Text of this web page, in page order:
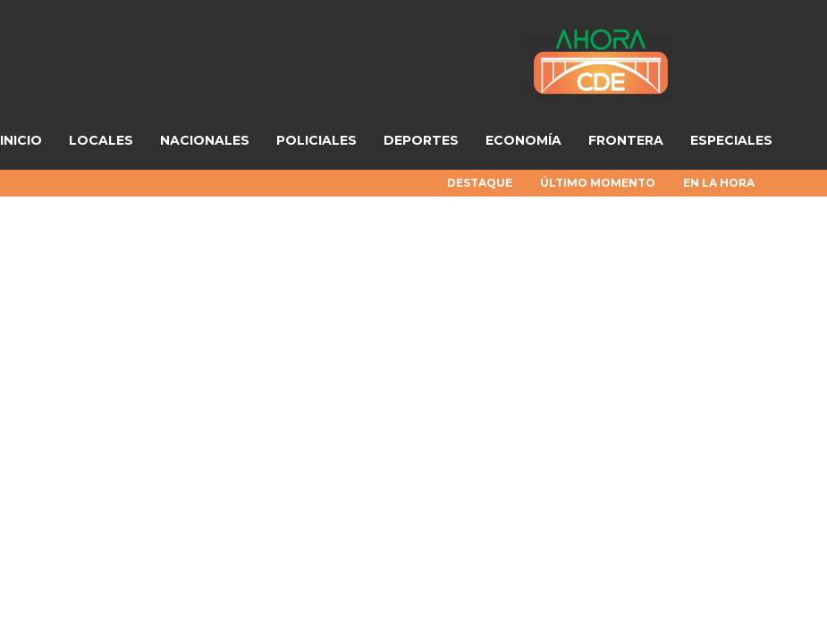
INICIO LOCALES NACIONALES POLICIALES DEPORTES ECONOMÍA FRONTERA ESPECIALES
DESTAQUE ÚLTIMO MOMENTO EN LA HORA